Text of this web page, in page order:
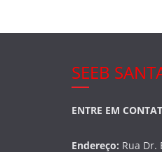
SEEB
ENTRE EM
Endereço: Rua Dr.